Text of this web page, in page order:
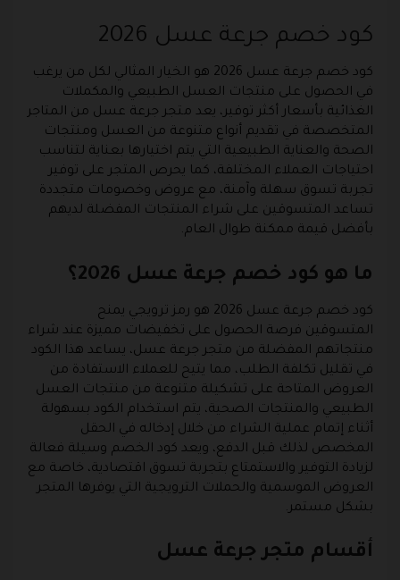
كود خصم جرعة عسل 2026
كود خصم جرعة عسل 2026 هو الخيار المثالي لكل من يرغب
في الحصول على منتجات العسل الطبيعي والمكملات
الغذائية بأسعار أكثر توفير، يعد متجر جرعة عسل من المتاجر
المتخصصة في تقديم أنواع متنوعة من العسل ومنتجات
الصحة والعناية الطبيعية التي يتم اختيارها بعناية لتناسب
احتياجات العملاء المختلفة، كما يحرص المتجر على توفير
تجربة تسوق سهلة وآمنة، مع عروض وخصومات متجددة
تساعد المتسوقين على شراء المنتجات المفضلة لديهم
بأفضل قيمة ممكنة طوال العام.
ما هو كود خصم جرعة عسل 2026؟
كود خصم جرعة عسل 2026 هو رمز ترويجي يمنح
المتسوقين فرصة الحصول على تخفيضات مميزة عند شراء
منتجاتهم المفضلة من متجر جرعة عسل، يساعد هذا الكود
في تقليل تكلفة الطلب، مما يتيح للعملاء الاستفادة من
العروض المتاحة على تشكيلة متنوعة من منتجات العسل
الطبيعي والمنتجات الصحية، يتم استخدام الكود بسهولة
أثناء إتمام عملية الشراء من خلال إدخاله في الحقل
المخصص لذلك قبل الدفع، ويعد كود الخصم وسيلة فعالة
لزيادة التوفير والاستمتاع بتجربة تسوق اقتصادية، خاصة مع
العروض الموسمية والحملات الترويجية التي يوفرها المتجر
بشكل مستمر.
أقسام متجر جرعة عسل